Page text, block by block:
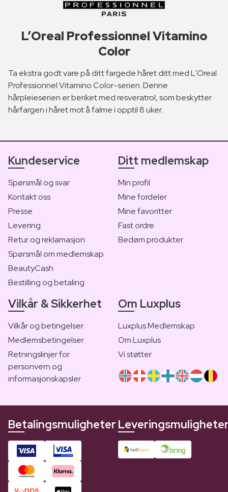
L’Oreal Professionnel Vitamino
Color
Ta ekstra godt vare på ditt fargede håret ditt med L'Oreal
Professionnel Vitamino Color-serien. Denne
hårpleieserien er beriket med resveratrol, som beskytter
hårfargen i håret mot å falme i opptil 8 uker.
Kundeservice
Spørsmål og svar
Kontakt oss
Presse
Levering
Retur og reklamasjon
Spørsmål om medlemskap
BeautyCash
Bestilling og betaling
Ditt medlemskap
Min profil
Mine fordeler
Mine favoritter
Fast ordre
Bedøm produkter
Vilkår & Sikkerhet
Vilkår og betingelser
Medlemsbetingelser
Retningslinjer for
personvern og
informasjonskapsler
Om Luxplus
Luxplus Medlemskap
Om Luxplus
Vi støtter
Betalingsmuligheter